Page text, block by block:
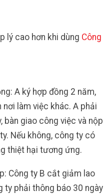
lý cao hơn khi dùng Công
A ký hợp đồng 2 năm,
nơi làm việc khác. A phải
giao công việc và nộp
Nếu không, công ty có
thiệt hại tương ứng.
Công ty B cắt giảm lao
ty phải thông báo 30 ngày